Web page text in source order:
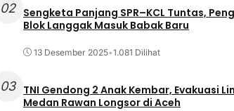
02
Sengketa Panjang SPR–KCL Tuntas,
Blok Langgak Masuk Babak Baru
13 Desember 2025•1.081 Dilihat
03
TNI Gendong 2 Anak Kembar, Evakuasi
Medan Rawan Longsor di Aceh